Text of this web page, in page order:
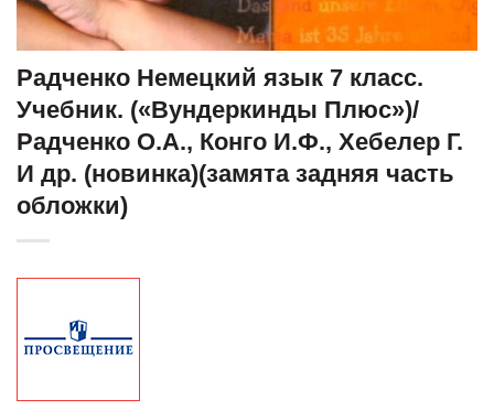
Радченко Немецкий язык 7 класс.
Учебник. («Вундеркинды Плюс»)/
Радченко О.А., Конго И.Ф., Хебелер Г.
И др. (новинка)(замята задняя часть
обложки)